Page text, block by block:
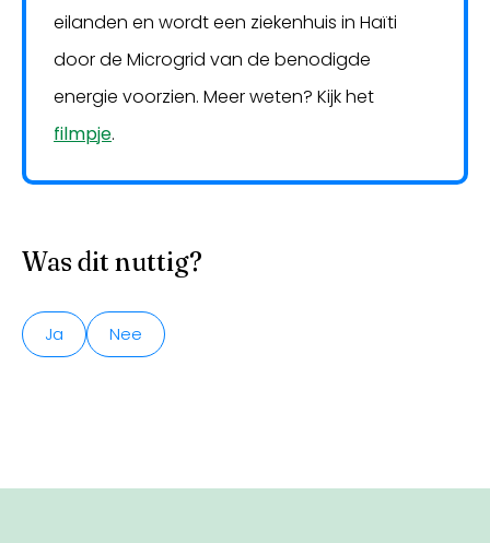
eilanden en wordt een ziekenhuis in Haïti
door de Microgrid van de benodigde
energie voorzien. Meer weten? Kijk het
filmpje.
Was dit nuttig?
Ja Nee